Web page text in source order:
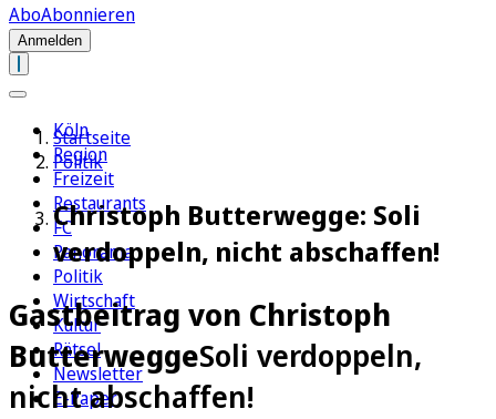
AboAbonnieren
Anmelden
Köln
Region
Freizeit
Restaurants
FC
Panorama
Politik
Wirtschaft
Kultur
Rätsel
Newsletter
E-Paper
Startseite
Politik
Christoph Butterwegge: Soli
verdoppeln, nicht abschaffen!
Gastbeitrag von Christoph
ButterweggeSoli verdoppeln,
nicht abschaffen!